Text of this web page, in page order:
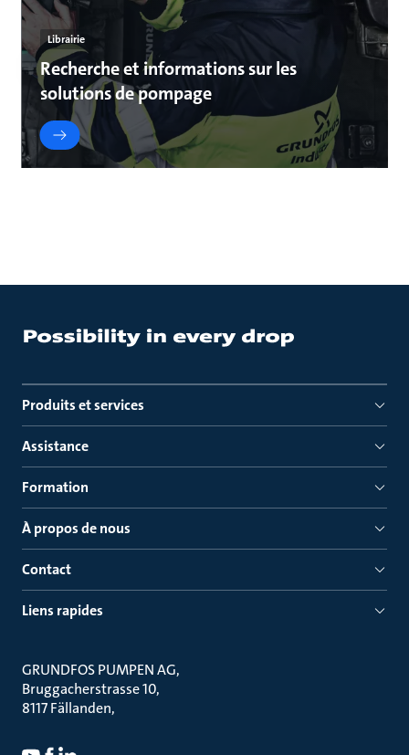
Librairie
Recherche et informations sur les
solutions de pompage
Produits et services
Assistance
Formation
À propos de nous
Contact
Liens rapides
GRUNDFOS PUMPEN AG
Bruggacherstrasse 10
8117 Fällanden